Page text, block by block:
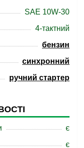
SAE 10W-30
4-тактний
бензин
синхронний
ручний стартер
є
є